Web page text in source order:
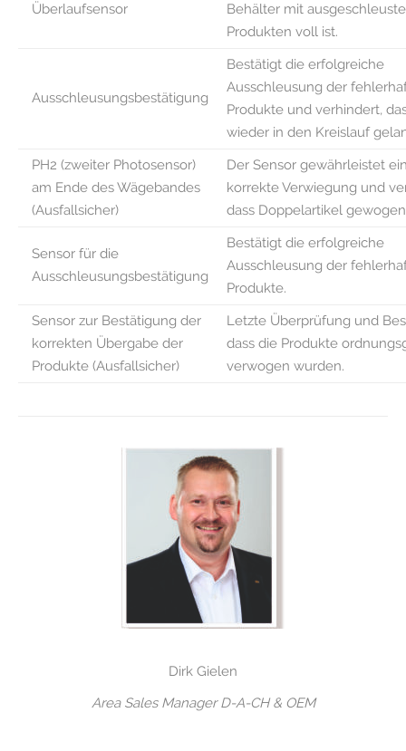
Überlaufsensor
Behälter mit
Produkten voll ist.
Ausschleusungsbestätigung
Bestätigt die erfolgreiche
Ausschleusung der
Produkte und verhindert,
wieder in den Kreislauf
PH2 (zweiter Photosensor)
am Ende des Wägebandes
(Ausfallsicher)
Der Sensor gewährleistet
korrekte Verwiegung und
dass Doppelartikel
Sensor für die
Ausschleusungsbestätigung
Bestätigt die erfolgreiche
Ausschleusung der
Produkte.
Sensor zur Bestätigung der
korrekten Übergabe der
Produkte (Ausfallsicher)
Letzte Überprüfung und
dass die Produkte
verwogen wurden.
Dirk Gielen
Area Sales Manager D-A-CH & OEM